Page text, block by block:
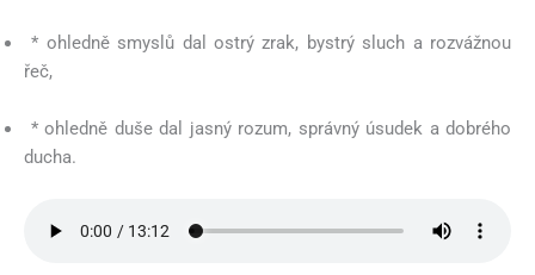
* ohledně smyslů dal ostrý zrak, bystrý sluch a rozvážnou
řeč,
* ohledně duše dal jasný rozum, správný úsudek a dobrého
ducha.